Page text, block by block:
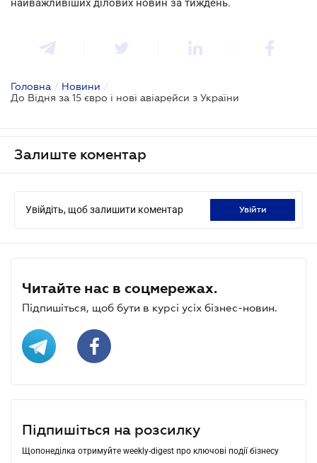
найважливіших ділових новин за тиждень.
Головна / Новини /
До Відня за 15 євро і нові авіарейси з України
Залиште коментар
Увійдіть, щоб залишити коментар увійти
Читайте нас в соцмережах.
Підпишіться, щоб бути в курсі усіх бізнес-новин.
Підпишіться на розсилку
Щопонеділка отримуйте weekly-digest про ключові події бізнесу